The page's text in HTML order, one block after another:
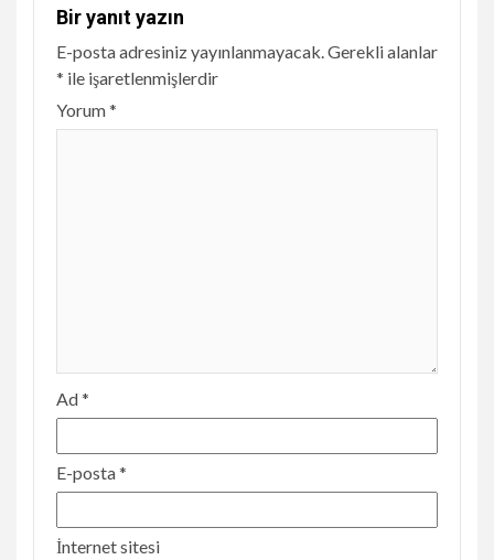
Bir yanıt yazın
E-posta adresiniz yayınlanmayacak. Gerekli alanlar
* ile işaretlenmişlerdir
Yorum*
Ad*
E-posta*
İnternet sitesi